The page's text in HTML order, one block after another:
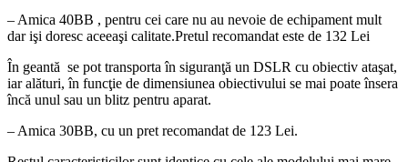
– Amica 40BB , pentru cei care nu au nevoie de echipament mult
dar işi doresc aceeaşi calitate.Pretul recomandat este de 132 Lei
În geantă se pot transporta în siguranţă un DSLR cu obiectiv ataşat,
iar alături, în funcţie de dimensiunea obiectivului se mai poate însera
încă unul sau un blitz pentru aparat.
– Amica 30BB, cu un pret recomandat de 123 Lei.